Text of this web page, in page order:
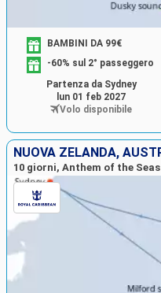
BAMBINI DA 99€
-60% sul 2° passeggero
Partenza da Sydney
lun 01 feb 2027
Volo disponibile
NUOVA ZELANDA,
10 giorni, Anthem of the Seas